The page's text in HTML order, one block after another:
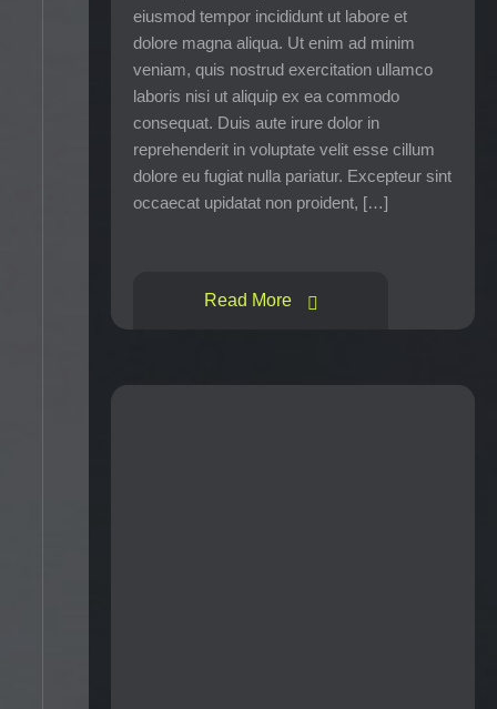
eiusmod tempor incididunt ut labore et
dolore magna aliqua. Ut enim ad minim
veniam, quis nostrud exercitation ullamco
laboris nisi ut aliquip ex ea commodo
consequat. Duis aute irure dolor in
reprehenderit in voluptate velit esse cillum
dolore eu fugiat nulla pariatur. Excepteur sint
occaecat upidatat non proident, […]
Read More